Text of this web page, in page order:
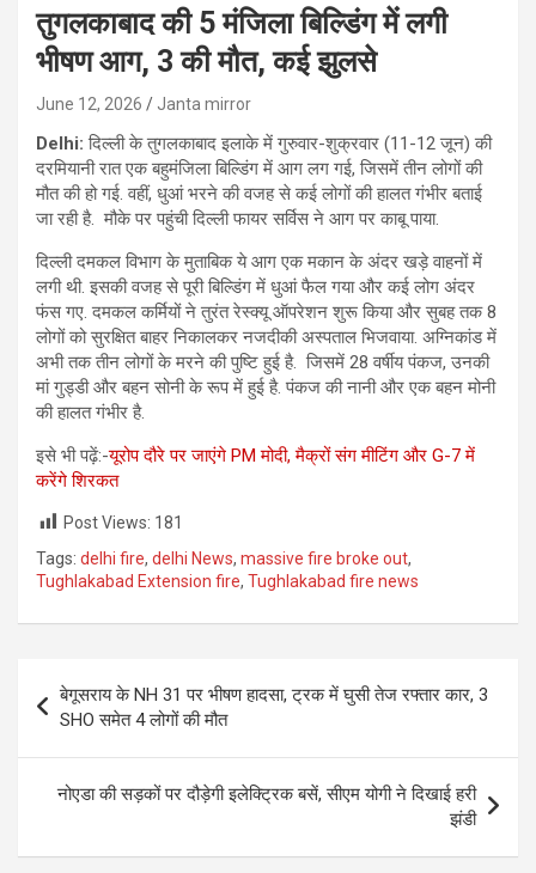
तुगलकाबाद की 5 मंजिला बिल्डिंग में लगी
भीषण आग, 3 की मौत, कई झुलसे
June 12, 2026 Janta mirror
Delhi:दिल्ली के तुगलकाबाद इलाके में गुरुवार-शुक्रवार (11-12 जून) की
दरमियानी रात एक बहुमंजिला बिल्डिंग में आग लग गई, जिसमें तीन लोगों की
मौत की हो गई. वहीं, धुआं भरने की वजह से कई लोगों की हालत गंभीर बताई
जा रही है. मौके पर पहुंची दिल्ली फायर सर्विस ने आग पर काबू पाया.
दिल्ली दमकल विभाग के मुताबिक ये आग एक मकान के अंदर खड़े वाहनों में
लगी थी. इसकी वजह से पूरी बिल्डिंग में धुआं फैल गया और कई लोग अंदर
फंस गए. दमकल कर्मियों ने तुरंत रेस्क्यू ऑपरेशन शुरू किया और सुबह तक 8
लोगों को सुरक्षित बाहर निकालकर नजदीकी अस्पताल भिजवाया. अग्निकांड में
अभी तक तीन लोगों के मरने की पुष्टि हुई है. जिसमें 28 वर्षीय पंकज, उनकी
मां गुड्डी और बहन सोनी के रूप में हुई है. पंकज की नानी और एक बहन मोनी
की हालत गंभीर है.
इसे भी पढ़ें:-यूरोप दौरे पर जाएंगे PM मोदी, मैक्रों संग मीटिंग और G-7 में
करेंगे शिरकत
Post Views: 181
Tags: delhi fire, delhi News, massive fire broke out,
Tughlakabad Extension fire, Tughlakabad fire news
Post
navigation
बेगूसराय के NH 31 पर भीषण हादसा, ट्रक में घुसी तेज रफ्तार कार, 3
SHO समेत 4 लोगों की मौत
नोएडा की सड़कों पर दौड़ेगी इलेक्ट्रिक बसें, सीएम योगी ने दिखाई हरी
झंडी